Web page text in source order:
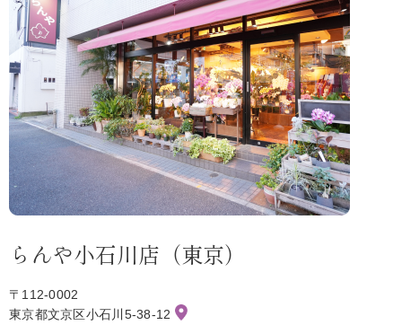
らんや小石川店（東京）
〒112-0002
東京都文京区小石川5-38-12